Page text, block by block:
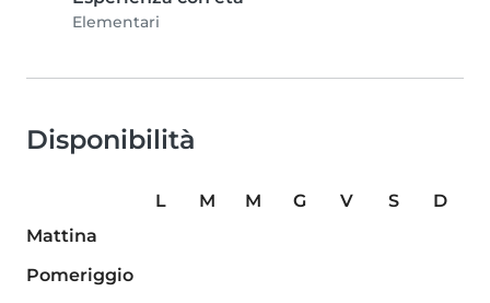
Elementari
Disponibilità
L M M G V S
D
Mattina
Pomeriggio